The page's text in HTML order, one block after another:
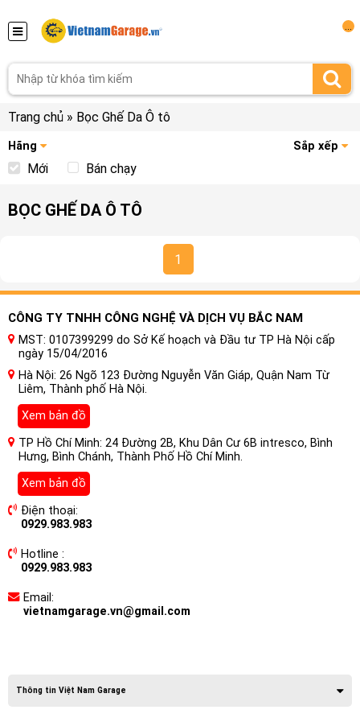
Trang chủ » Bọc Ghế Da Ô tô
Hãng Sắp xếp
Mới Bán chạy
BỌC GHẾ DA Ô TÔ
1
CÔNG TY TNHH CÔNG NGHỆ VÀ DỊCH VỤ BẮC NAM
MST: 0107399299 do Sở Kế hoạch và Đầu tư TP Hà Nội cấp
ngày 15/04/2016
Hà Nội: 26 Ngõ 123 Đường Nguyễn Văn Giáp, Quận Nam Từ
Liêm, Thành phố Hà Nội.
Xem bản đồ
TP Hồ Chí Minh: 24 Đường 2B, Khu Dân Cư 6B intresco, Bình
Hưng, Bình Chánh, Thành Phố Hồ Chí Minh.
Xem bản đồ
Điện thoại:
0929.983.983
Hotline :
0929.983.983
Email:
vietnamgarage.vn@gmail.com
Thông tin Việt Nam Garage